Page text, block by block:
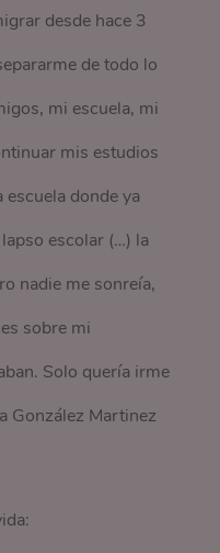
desde hace 3
de todo lo
mi escuela, mi
mis estudios
donde ya
escolar (…) la
nadie me sonreía,
sobre mi
Solo quería irme
González Martinez